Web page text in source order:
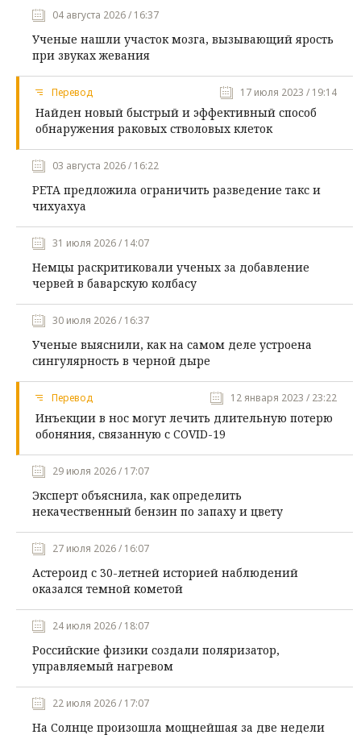
04 августа 2026 / 16:37
Ученые нашли участок мозга, вызывающий ярость
при звуках жевания
Перевод 17 июля 2023 / 19:14
Найден новый быстрый и эффективный способ
обнаружения раковых стволовых клеток
03 августа 2026 / 16:22
PETA предложила ограничить разведение такс и
чихуахуа
31 июля 2026 / 14:07
Немцы раскритиковали ученых за добавление
червей в баварскую колбасу
30 июля 2026 / 16:37
Ученые выяснили, как на самом деле устроена
сингулярность в черной дыре
Перевод 12 января 2023 / 23:22
Инъекции в нос могут лечить длительную потерю
обоняния, связанную с COVID-19
29 июля 2026 / 17:07
Эксперт объяснила, как определить
некачественный бензин по запаху и цвету
27 июля 2026 / 16:07
Астероид с 30-летней историей наблюдений
оказался темной кометой
24 июля 2026 / 18:07
Российские физики создали поляризатор,
управляемый нагревом
22 июля 2026 / 17:07
На Солнце произошла мощнейшая за две недели